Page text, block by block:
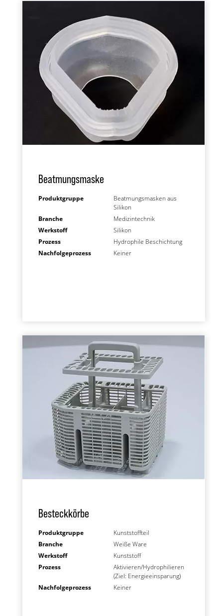
Beatmungsmaske
Produktgruppe
Beatmungsmasken aus
Silikon
Branche
Medizintechnik
Werkstoff
Silikon
Prozess
Hydrophile Beschichtung
Nachfolgeprozess
Keiner
Besteckkörbe
Produktgruppe
Kunststoffteil
Branche
Weiße Ware
Werkstoff
Kunststoff
Prozess
Aktivieren/Hydrophilieren
(Ziel: Energieeinsparung)
Nachfolgeprozess
Keiner